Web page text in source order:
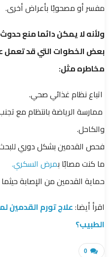
مفسر أو مصحوبًا بأعراض أخرى.
ولأنه لا يمكن دائما منع
بعض الخطوات التي قد تعمل
مخاطره مثل:
اتباع نظام غذائي صحي.
ممارسة الرياضة بانتظام مع
والكاحل.
فحص القدمين بشكل دوري
ما كنت مصابًا بمرض السكري.
حماية القدمين من الإصابة
اقرأ أيضا:علاج تورم القدمين
الطبيب؟
0